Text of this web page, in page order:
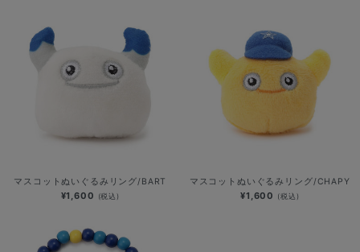
マスコットぬいぐるみリング/BART
¥1,600 (税込)
マスコットぬいぐるみリング/CHAPY
¥1,600 (税込)